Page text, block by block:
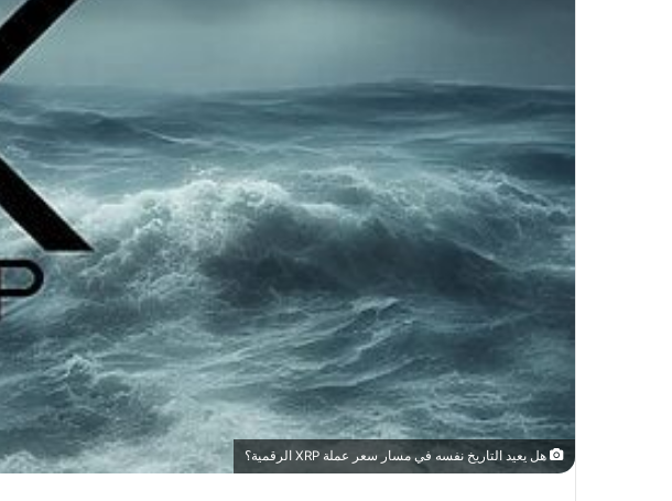
هل يعيد التاريخ نفسه في مسار سعر عملة XRP الرقمية؟